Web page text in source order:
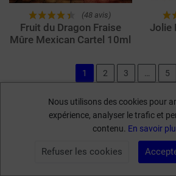
FILTRER PAR
(48 avis)
Fruit du Dragon Fraise
Mûre Mexican Cartel 10ml
Jolie
1 2 3 5
Kumulus Vape:
d'unexpert
de la
Nous utilisons des cookies pour
expérience, analyser le trafic et
contenu. En savoir
Refuser les cookies